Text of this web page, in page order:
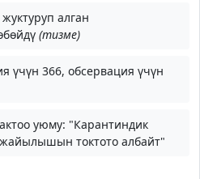
алган
(тизме)
үчүн 366, обсервация үчүн
уюму: "Карантиндик
токтото албайт"